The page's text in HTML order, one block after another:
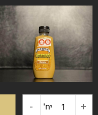
בטעם
סריראצ'ה
+ כמות יח' -